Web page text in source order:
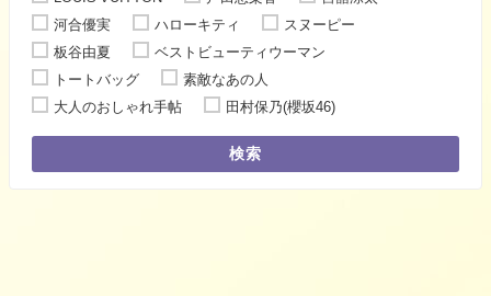
河合優実
ハローキティ
スヌーピー
板谷由夏
ベストビューティウーマン
トートバッグ
素敵なあの人
大人のおしゃれ手帖
田村保乃(櫻坂46)
検索